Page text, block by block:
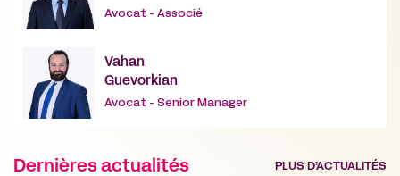
Avocat - Associé
Vahan
Guevorkian
Avocat - Senior Manager
Dernières actualités PLUS D’ACTUALITÉS